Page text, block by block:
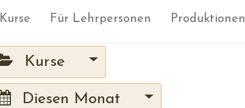
Kurse Für Lehrpersonen Produktionen
Kurse
Diesen Monat